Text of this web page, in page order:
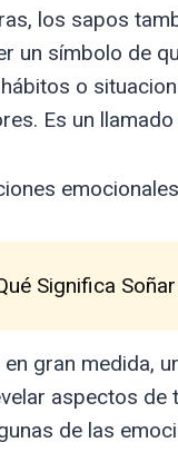
los sapos
un símbolo de
o
Es un
Significa
gran medida,
aspectos de
de las